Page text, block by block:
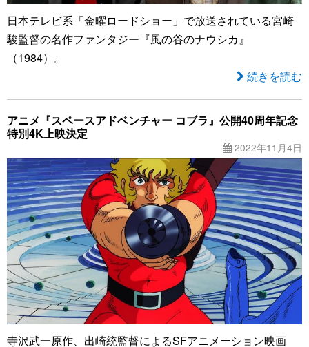
日本テレビ系「金曜ロードショー」で放送されている宮崎
駿監督の名作ファンタジー『風の谷のナウシカ』
（1984）。
続きを読む
アニメ『スペースアドベンチャー コブラ』公開40周年記念
特別4K上映決定
2022年11月4日
寺沢武一原作、出崎統監督によるSFアニメーション映画